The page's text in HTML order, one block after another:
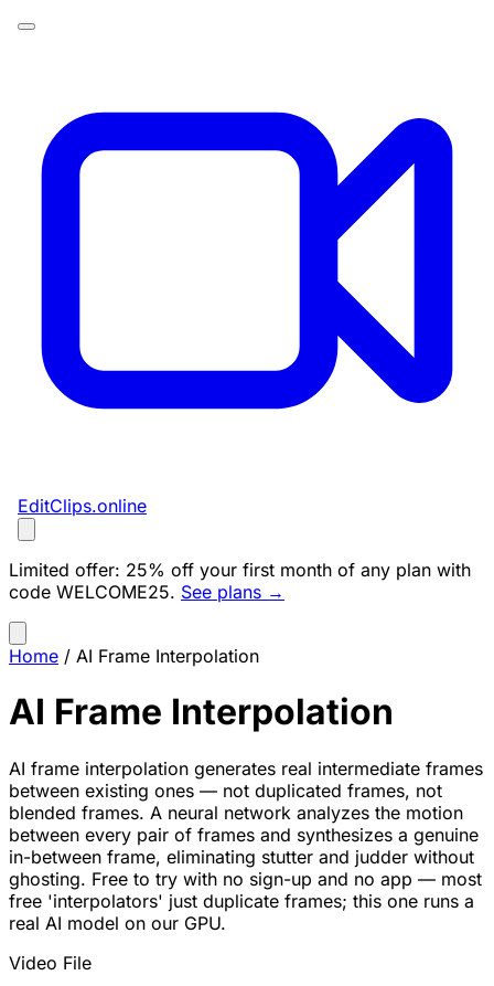
EditClips.online
Limited offer: 25% off your first month of any plan with
code WELCOME25. See plans →
Home / AI Frame Interpolation
AI Frame Interpolation
AI frame interpolation generates real intermediate frames
between existing ones — not duplicated frames, not
blended frames. A neural network analyzes the motion
between every pair of frames and synthesizes a genuine
in-between frame, eliminating stutter and judder without
ghosting. Free to try with no sign-up and no app — most
free 'interpolators' just duplicate frames; this one runs a
real AI model on our GPU.
Video File